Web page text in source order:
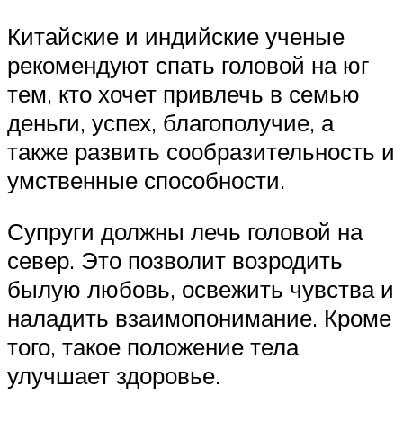
Китайские и индийские ученые
рекомендуют спать головой на юг
тем, кто хочет привлечь в семью
деньги, успех, благополучие, а
также развить сообразительность и
умственные способности.
Супруги должны лечь головой на
север. Это позволит возродить
былую любовь, освежить чувства и
наладить взаимопонимание. Кроме
того, такое положение тела
улучшает здоровье.